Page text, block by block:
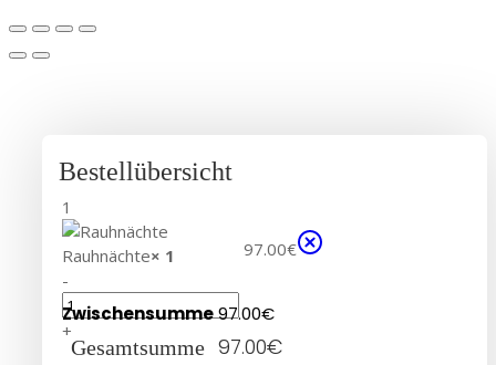
Bestellübersicht
1
Rauhnächte× 1
-
+
97.00€
Zwischensumme97.00€
Gesamtsumme 97.00€